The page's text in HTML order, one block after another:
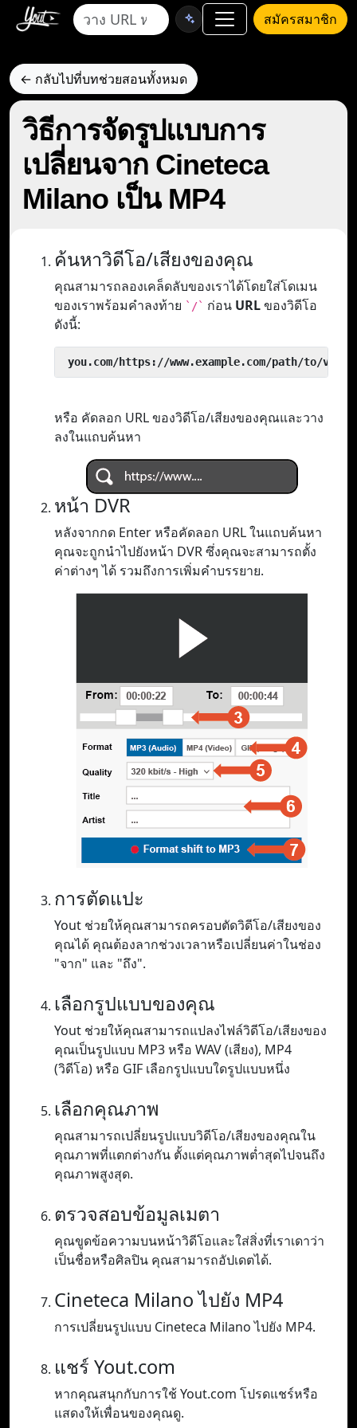
สมัครสมาชิก
← กลับไปที่บทช่วยสอนทั้งหมด
วิธีการจัดรูปแบบการ
เปลี่ยนจาก Cineteca
Milano เป็น MP4
ค้นหาวิดีโอ/เสียงของคุณ
คุณสามารถลองเคล็ดลับของเราได้โดยใส่โดเมน
ของเราพร้อมคำลงท้าย `/` ก่อน URLของวิดีโอ
ดังนี้:
you.com/https://www.example.com/path/to/video
หรือ คัดลอก URL ของวิดีโอ/เสียงของคุณและวาง
ลงในแถบค้นหา
หน้า DVR
หลังจากกด Enter หรือคัดลอก URL ในแถบค้นหา
คุณจะถูกนำไปยังหน้า DVR ซึ่งคุณจะสามารถตั้ง
ค่าต่างๆ ได้ รวมถึงการเพิ่มคำบรรยาย.
การตัดแปะ
Yout ช่วยให้คุณสามารถครอบตัดวิดีโอ/เสียงของ
คุณได้ คุณต้องลากช่วงเวลาหรือเปลี่ยนค่าในช่อง
"จาก" และ "ถึง".
เลือกรูปแบบของคุณ
Yout ช่วยให้คุณสามารถแปลงไฟล์วิดีโอ/เสียงของ
คุณเป็นรูปแบบ MP3 หรือ WAV (เสียง), MP4
(วิดีโอ) หรือ GIF เลือกรูปแบบใดรูปแบบหนึ่ง
เลือกคุณภาพ
คุณสามารถเปลี่ยนรูปแบบวิดีโอ/เสียงของคุณใน
คุณภาพที่แตกต่างกัน ตั้งแต่คุณภาพต่ำสุดไปจนถึง
คุณภาพสูงสุด.
ตรวจสอบข้อมูลเมตา
คุณขูดข้อความบนหน้าวิดีโอและใส่สิ่งที่เราเดาว่า
เป็นชื่อหรือศิลปิน คุณสามารถอัปเดตได้.
Cineteca Milano ไปยัง MP4
การเปลี่ยนรูปแบบ Cineteca Milano ไปยัง MP4.
แชร์ Yout.com
หากคุณสนุกกับการใช้ Yout.com โปรดแชร์หรือ
แสดงให้เพื่อนของคุณดู.